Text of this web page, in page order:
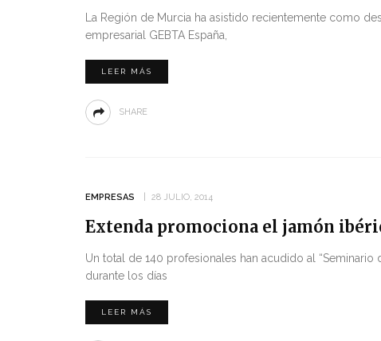
La Región de Murcia ha asistido recientemente como
empresarial GEBTA España,
LEER MÁS
SHARE
EMPRESAS 28 JULIO, 2014
Extenda promociona el jamón
Un total de 140 profesionales han acudido al
durante los días
LEER MÁS